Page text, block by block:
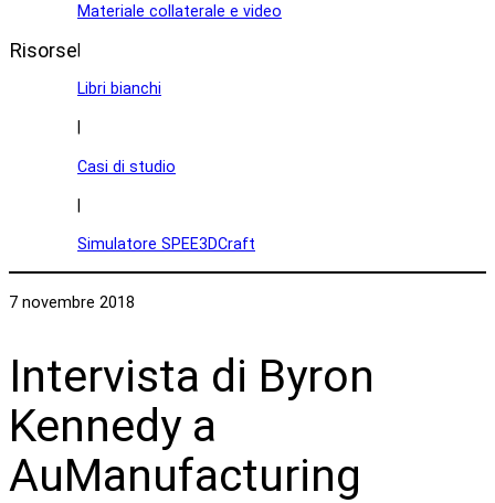
Risorse
Materiale collaterale e video
Libri bianchi
Casi di studio
Simulatore SPEE3DCraft
7 novembre 2018
Intervista di Byron
Kennedy a
AuManufacturing